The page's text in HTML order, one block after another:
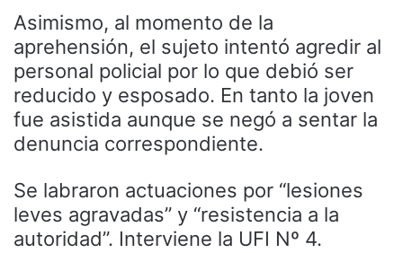
Asimismo, al momento de la
aprehensión, el sujeto intentó agredir al
personal policial por lo que debió ser
reducido y esposado. En tanto la joven
fue asistida aunque se negó a sentar la
denuncia correspondiente.
Se labraron actuaciones por “lesiones
leves agravadas” y “resistencia a la
autoridad”. Interviene la UFI Nº 4.